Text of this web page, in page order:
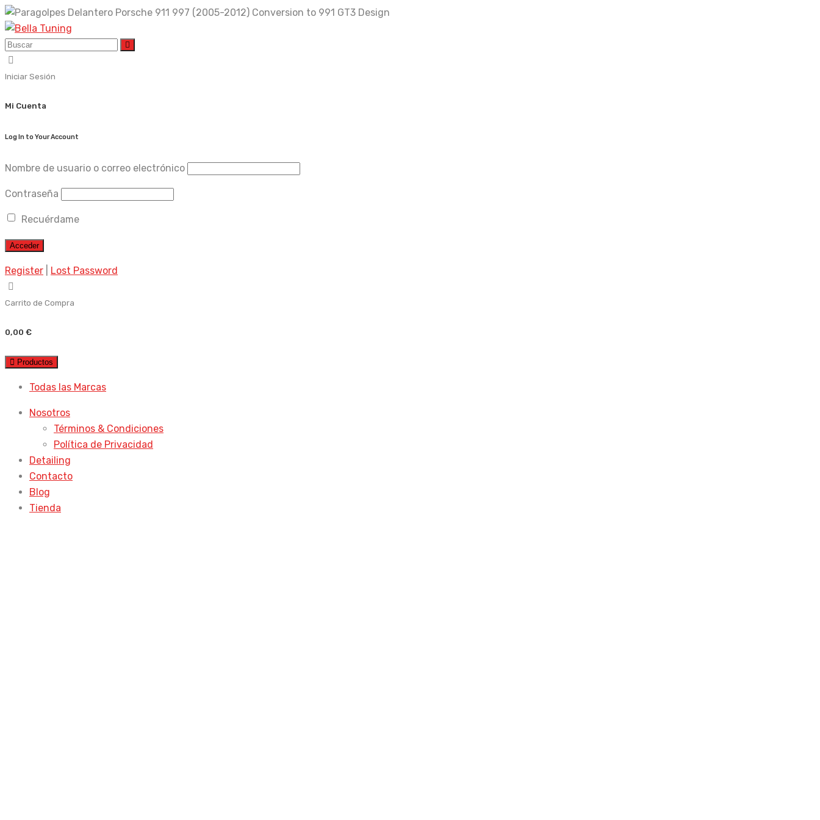
Skip
to
content
Iniciar Sesión
Mi Cuenta
Log In to Your Account
Nombre de usuario o correo electrónico
Contraseña
Recuérdame
Register Lost Password
Carrito de Compra
0,00 €
Productos
Todas las Marcas
Nosotros
Términos & Condiciones
Política de Privacidad
Detailing
Contacto
Blog
Tienda